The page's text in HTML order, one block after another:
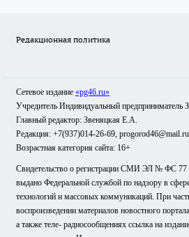
Редакционная политика
Сетевое издание «pg46.ru»
Учредитель Индивидуальный предприниматель
Главный редактор: Звеняцкая Е.А.
Редакция: +7(937)014-26-69, progorod46@mail.ru
Возрастная категория сайта: 16+
Свидетельство о регистрации СМИ ЭЛ № ФС 77
выдано Федеральной службой по надзору в
технологий и массовых коммуникаций. При
воспроизведении материалов новостного
а также теле- радиосообщениях ссылка на